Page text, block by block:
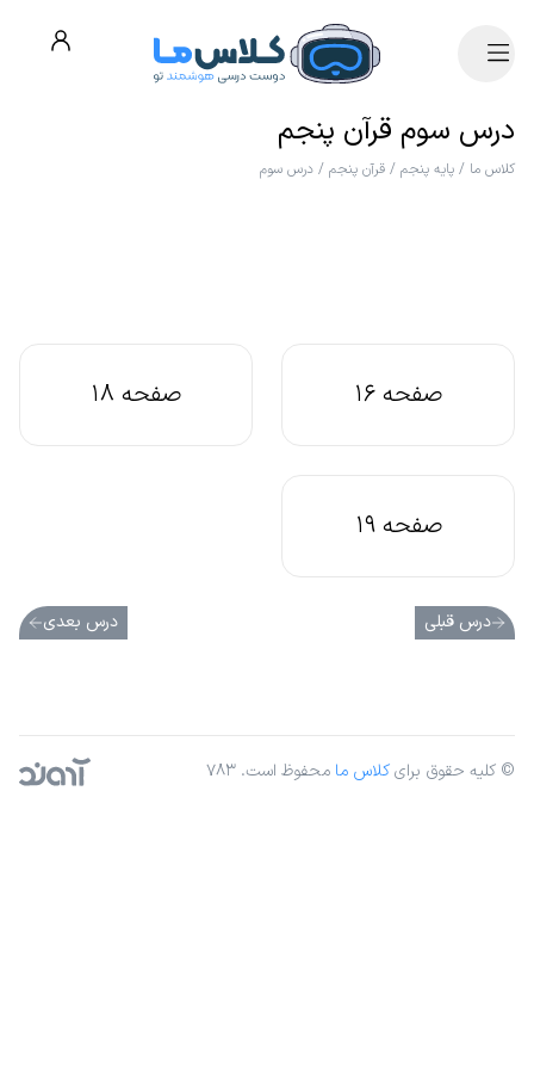
درس سوم قرآن پنجم
کلاس ما / پایه پنجم / قرآن پنجم / درس سوم
صفحه 16 صفحه 18
صفحه 19
درس قبلی درس بعدی
© کلیه حقوق برایکلاس ما محفوظ است. ۷۸۳